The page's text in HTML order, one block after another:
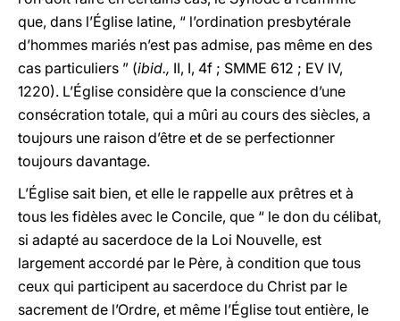
que, dans l’Église latine, “ l’ordination presbytérale
d’hommes mariés n’est pas admise, pas même en des
cas particuliers ” (ibid., II, I, 4f ; SMME 612 ; EV IV,
1220). L’Église considère que la conscience d’une
consécration totale, qui a mûri au cours des siècles, a
toujours une raison d’être et de se perfectionner
toujours davantage.
L’Église sait bien, et elle le rappelle aux prêtres et à
tous les fidèles avec le Concile, que “ le don du célibat,
si adapté au sacerdoce de la Loi Nouvelle, est
largement accordé par le Père, à condition que tous
ceux qui participent au sacerdoce du Christ par le
sacrement de l’Ordre, et même l’Église tout entière, le